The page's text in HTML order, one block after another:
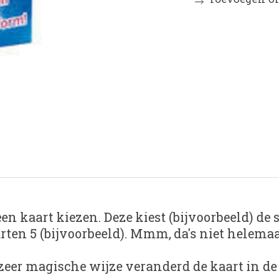
kaart kiezen. Deze kiest (bijvoorbeeld) de
5 (bijvoorbeeld). Mmm, da's niet
magische wijze veranderd de kaart in